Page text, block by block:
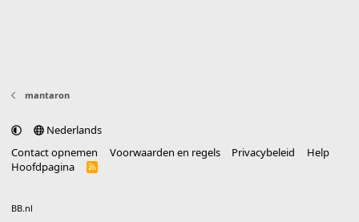
mantaron
Nederlands
Contact opnemen
Voorwaarden en regels Privacybeleid
Help
Hoofdpagina
R
BB.nl